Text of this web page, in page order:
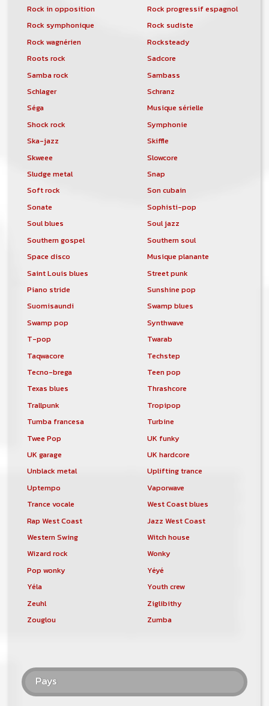
Rock in opposition
Rock progressif espagnol
Rock symphonique
Rock sudiste
Rock wagnérien
Rocksteady
Roots rock
Sadcore
Samba rock
Sambass
Schlager
Schranz
Séga
Musique sérielle
Shock rock
Symphonie
Ska-jazz
Skiffle
Skweee
Slowcore
Sludge metal
Snap
Soft rock
Son cubain
Sonate
Sophisti-pop
Soul blues
Soul jazz
Southern gospel
Southern soul
Space disco
Musique planante
Saint Louis blues
Street punk
Piano stride
Sunshine pop
Suomisaundi
Swamp blues
Swamp pop
Synthwave
T-pop
Twarab
Taqwacore
Techstep
Tecno-brega
Teen pop
Texas blues
Thrashcore
Trallpunk
Tropipop
Tumba francesa
Turbine
Twee Pop
UK funky
UK garage
UK hardcore
Unblack metal
Uplifting trance
Uptempo
Vaporwave
Trance vocale
West Coast blues
Rap West Coast
Jazz West Coast
Western Swing
Witch house
Wizard rock
Wonky
Pop wonky
Yéyé
Yéla
Youth crew
Zeuhl
Ziglibithy
Zouglou
Zumba
Pays